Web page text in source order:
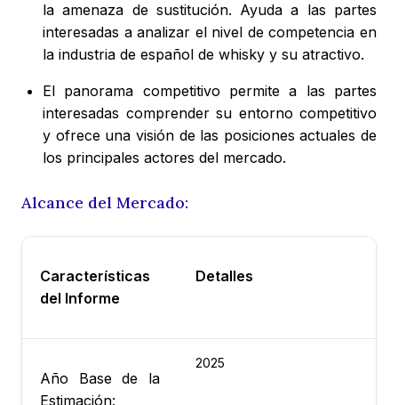
la amenaza de sustitución. Ayuda a las partes
interesadas a analizar el nivel de competencia en
la industria de español de whisky y su atractivo.
El panorama competitivo permite a las partes
interesadas comprender su entorno competitivo
y ofrece una visión de las posiciones actuales de
los principales actores del mercado.
Alcance del Mercado:
Características
del Informe
Detalles
Año Base de la
Estimación:
2025